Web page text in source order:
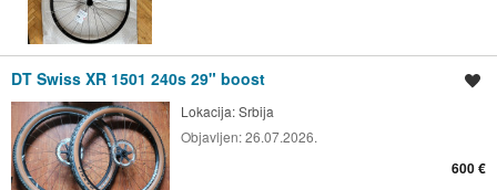
DT Swiss XR 1501 240s 29" boost
Lokacija:Srbija
Objavljen:26.07.2026.
600 €